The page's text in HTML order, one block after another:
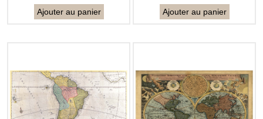
Ajouter au panier Ajouter au panier